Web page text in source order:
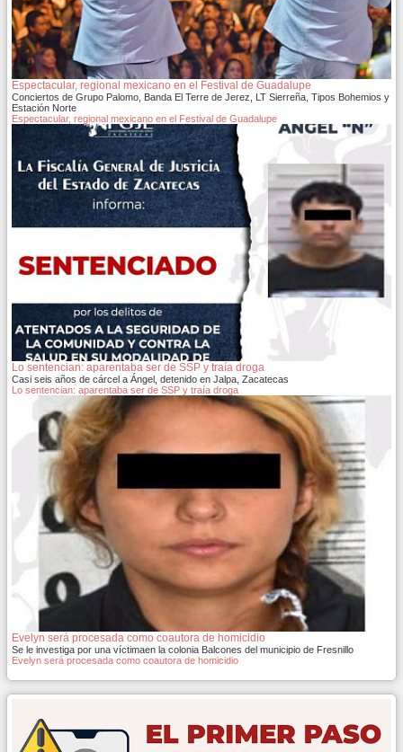
Espectacular, regional mexicano en el Festival de Guadalupe
Conciertos de Grupo Palomo, Banda El Terre de Jerez, LT Sierreña, Tipos Bohemios y
Estación Norte
Espectacular, regional mexicano en el Festival de Guadalupe
Lo sentencian: aparentaba ser de SSP y traía droga
Casi seis años de cárcel a Ángel, detenido en Jalpa, Zacatecas
Lo sentencian: aparentaba ser de SSP y traía droga
Evelyn será procesada como coautora de homicidio
Se le investiga por una víctimaen la colonia Balcones del municipio de Fresnillo
Evelyn será procesada como coautora de homicidio